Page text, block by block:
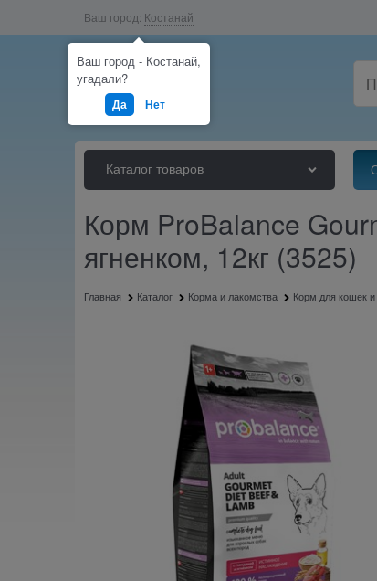
Ваш город: Костанай
Каталог товаров
Корм ProBalance
ягненком, 12кг (3525)
Главная Каталог Корма и лакомства Корм для кошек и
Ваш город - Костанай,
угадали?
Да Нет